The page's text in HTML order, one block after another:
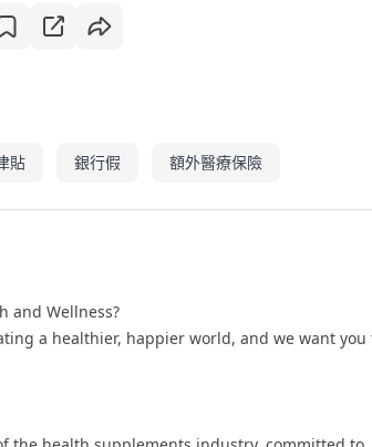
貼 銀行假 額外醫療保險
and Wellness?
a healthier, happier world, and we want you